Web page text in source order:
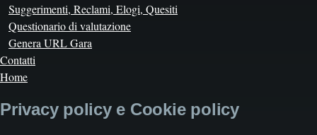
Suggerimenti, Reclami, Elogi, Quesiti
Questionario di valutazione
Genera URL Gara
Contatti
Home
Privacy policy e Cookie policy